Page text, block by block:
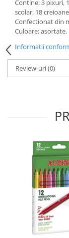
Contine: 3 pixuri,
scolar, 18
Confectionat din
Culoare: asortate.
Informatii
Review-uri(0)